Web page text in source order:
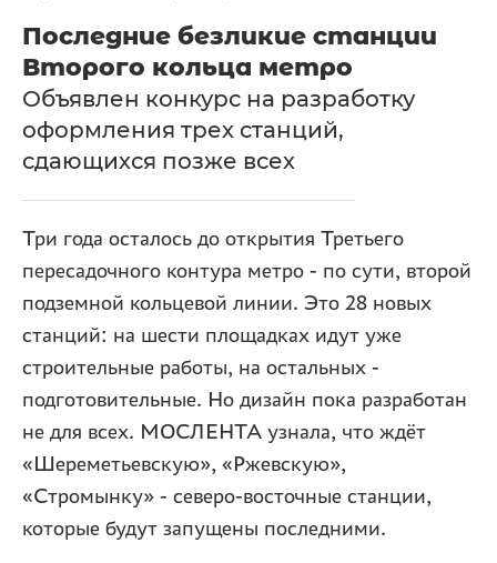
Последние безликие станции
Второго кольца метро
Объявлен конкурс на разработку
оформления трех станций,
сдающихся позже всех
Три года осталось до открытия Третьего
пересадочного контура метро - по сути, второй
подземной кольцевой линии. Это 28 новых
станций: на шести площадках идут уже
строительные работы, на остальных -
подготовительные. Но дизайн пока разработан
не для всех. МОСЛЕНТА узнала, что ждёт
«Шереметьевскую», «Ржевскую»,
«Стромынку» - северо-восточные станции,
которые будут запущены последними.